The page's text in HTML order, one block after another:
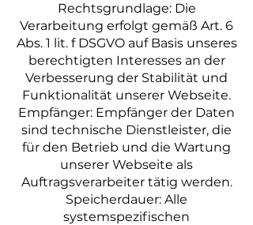
Rechtsgrundlage: Die
Verarbeitung erfolgt gemäß Art. 6
Abs. 1 lit. f DSGVO auf Basis unseres
berechtigten Interesses an der
Verbesserung der Stabilität und
Funktionalität unserer Webseite.
Empfänger: Empfänger der Daten
sind technische Dienstleister, die
für den Betrieb und die Wartung
unserer Webseite als
Auftragsverarbeiter tätig werden.
Speicherdauer: Alle
systemspezifischen